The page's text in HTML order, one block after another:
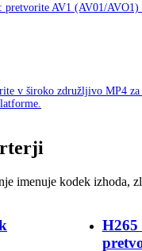
AV1 (AV01/AVO1)
v široko združljivo MP4 za
imenuje kodek izhoda,
H265